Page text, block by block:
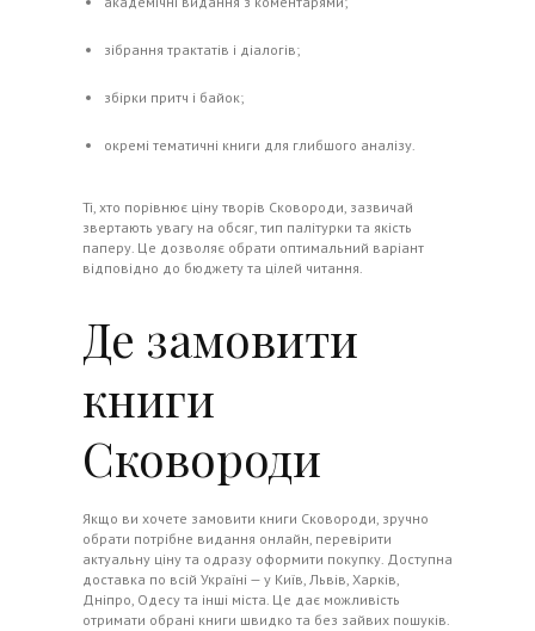
зібрання трактатів і діалогів;
збірки притч і байок;
окремі тематичні книги для глибшого аналізу.
Ті, хто порівнює ціну творів Сковороди, зазвичай
звертають увагу на обсяг, тип палітурки та якість
паперу. Це дозволяє обрати оптимальний варіант
відповідно до бюджету та цілей читання.
Де замовити
книги
Сковороди
Якщо ви хочете замовити книги Сковороди, зручно
обрати потрібне видання онлайн, перевірити
актуальну ціну та одразу оформити покупку. Доступна
доставка по всій Україні — у Київ, Львів, Харків,
Дніпро, Одесу та інші міста. Це дає можливість
отримати обрані книги швидко та без зайвих пошуків.